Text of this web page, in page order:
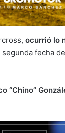
ocurrió lo
fecha
“Chino”